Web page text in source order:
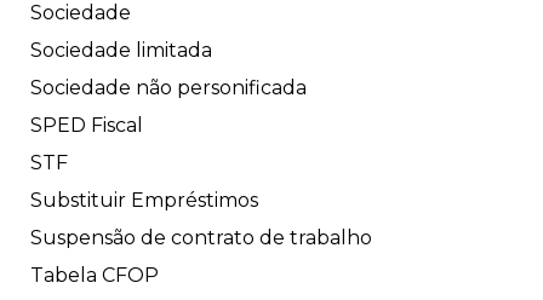
Sociedade
Sociedade limitada
Sociedade não personificada
SPED Fiscal
STF
Substituir Empréstimos
Suspensão de contrato de trabalho
Tabela CFOP